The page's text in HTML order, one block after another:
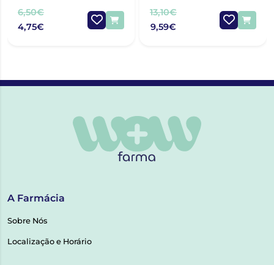
6,50€
4,75€
13,10€
9,59€
A Farmácia
Sobre Nós
Localização e Horário